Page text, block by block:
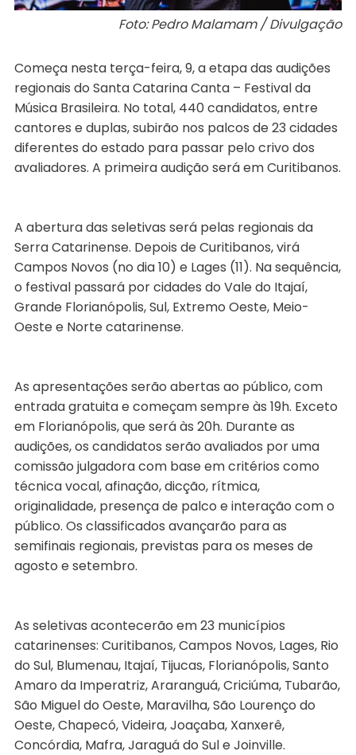
Foto: Pedro Malamam / Divulgação
Começa nesta terça-feira, 9, a etapa das audições
regionais do Santa Catarina Canta – Festival da
Música Brasileira. No total, 440 candidatos, entre
cantores e duplas, subirão nos palcos de 23 cidades
diferentes do estado para passar pelo crivo dos
avaliadores. A primeira audição será em Curitibanos.
A abertura das seletivas será pelas regionais da
Serra Catarinense. Depois de Curitibanos, virá
Campos Novos (no dia 10) e Lages (11). Na sequência,
o festival passará por cidades do Vale do Itajaí,
Grande Florianópolis, Sul, Extremo Oeste, Meio-
Oeste e Norte catarinense.
As apresentações serão abertas ao público, com
entrada gratuita e começam sempre às 19h. Exceto
em Florianópolis, que será às 20h. Durante as
audições, os candidatos serão avaliados por uma
comissão julgadora com base em critérios como
técnica vocal, afinação, dicção, rítmica,
originalidade, presença de palco e interação com o
público. Os classificados avançarão para as
semifinais regionais, previstas para os meses de
agosto e setembro.
As seletivas acontecerão em 23 municípios
catarinenses: Curitibanos, Campos Novos, Lages, Rio
do Sul, Blumenau, Itajaí, Tijucas, Florianópolis, Santo
Amaro da Imperatriz, Araranguá, Criciúma, Tubarão,
São Miguel do Oeste, Maravilha, São Lourenço do
Oeste, Chapecó, Videira, Joaçaba, Xanxerê,
Concórdia, Mafra, Jaraguá do Sul e Joinville.